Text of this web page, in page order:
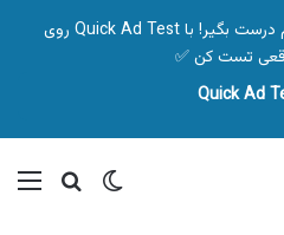
🎯 قبل از شروع کمپین، تصمیم درست بگیر! با Quick Ad Test روی
تست کن ✅
تغییر پوسته